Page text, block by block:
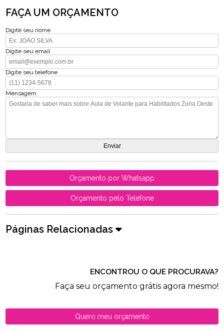
FAÇA UM ORÇAMENTO
Digite seu nome
Digite seu email
Digite seu telefone
Mensagem
Orçamento por Whatsapp
Orçamento pelo Telefone
Páginas Relacionadas
ENCONTROU O QUE PROCURAVA?
Faça seu orçamento grátis agora mesmo!
Quero meu orçamento